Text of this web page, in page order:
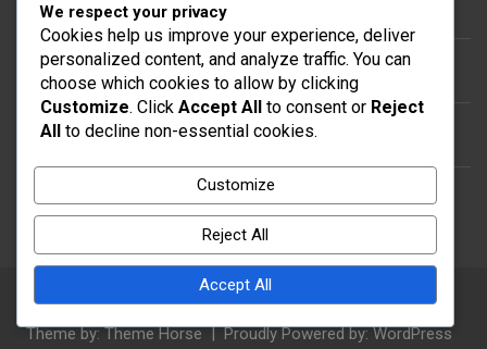
Funzionalità di Accessibilità
FIFA Series 2024: Contratti dei giocatori, Limiti salariali,
Implicazioni finanziarie
FIFA Series 2024: Tendenze tattiche, Confronti tra leghe,
FIFA Series 2024: Ruoli dei giocatori, Gioco di posizione,
Flessibilità tattica
Copyright © 2026knowledgepill.it
Theme by:Theme Horse Proudly Powered by:WordPress
We respect your privacy
Cookies help us improve your experience, deliver
personalized content, and analyze traffic. You can
choose which cookies to allow by clicking
Customize. Click Accept All to consent or Reject
All to decline non-essential cookies.
Customize
Reject All
Accept All